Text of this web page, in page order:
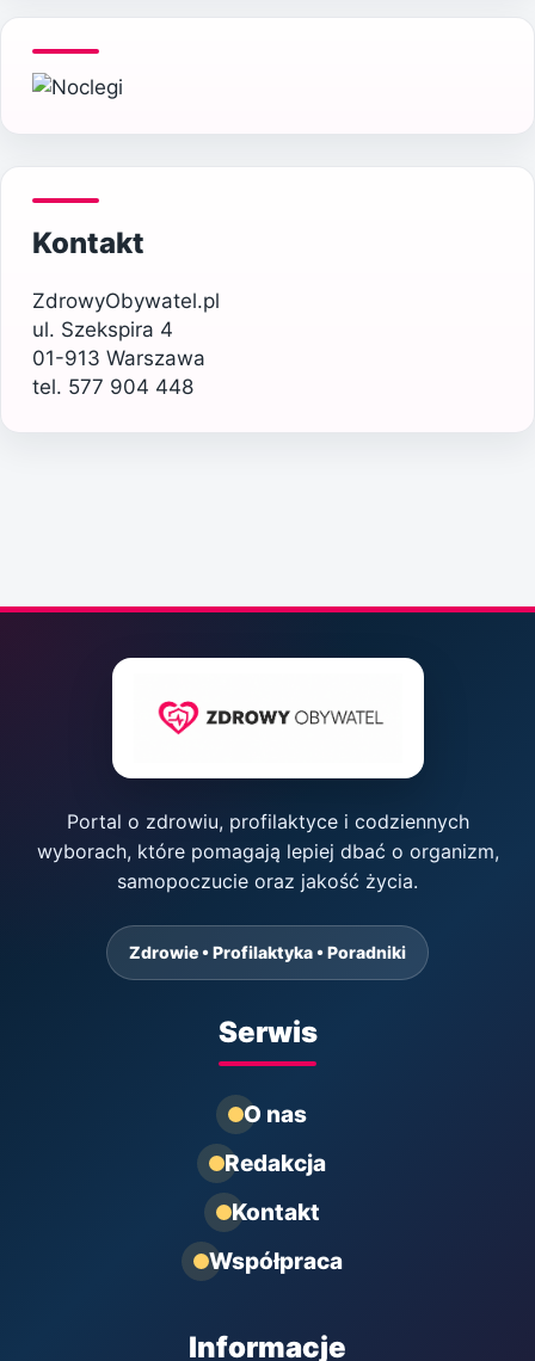
Kontakt
ZdrowyObywatel.pl
ul. Szekspira 4
01-913 Warszawa
tel. 577 904 448
Portal o zdrowiu, profilaktyce i codziennych
wyborach, które pomagają lepiej dbać o organizm,
samopoczucie oraz jakość życia.
Zdrowie • Profilaktyka • Poradniki
Serwis
O nas
Redakcja
Kontakt
Współpraca
Informacje